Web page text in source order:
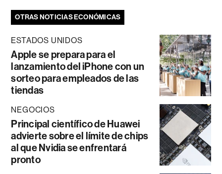
OTRAS NOTICIAS ECONÓMICAS
ESTADOS UNIDOS
Apple se prepara para el
lanzamiento del iPhone con un
sorteo para empleados de las
tiendas
NEGOCIOS
Principal científico de Huawei
advierte sobre el límite de chips
al que Nvidia se enfrentará
pronto